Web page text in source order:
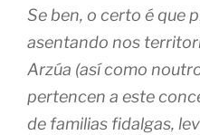
Se ben, o certo é que
asentando nos
Arzúa (así como
pertencen a este
de familias fidalgas,